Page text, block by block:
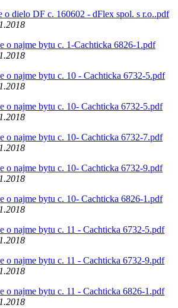
o dielo DF c. 160602 - dFlex spol. s r.o..pdf
o najme bytu c. 1-Cachticka 6826-1.pdf
o najme bytu c. 10 - Cachticka 6732-5.pdf
o najme bytu c. 10- Cachticka 6732-5.pdf
o najme bytu c. 10- Cachticka 6732-7.pdf
o najme bytu c. 10- Cachticka 6732-9.pdf
o najme bytu c. 10- Cachticka 6826-1.pdf
o najme bytu c. 11 - Cachticka 6732-5.pdf
o najme bytu c. 11 - Cachticka 6732-9.pdf
o najme bytu c. 11 - Cachticka 6826-1.pdf